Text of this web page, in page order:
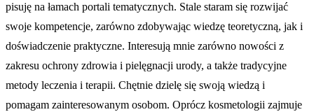
pisuję na łamach portali tematycznych. Stale staram się rozwijać
swoje kompetencje, zarówno zdobywając wiedzę teoretyczną, jak i
doświadczenie praktyczne. Interesują mnie zarówno nowości z
zakresu ochrony zdrowia i pielęgnacji urody, a także tradycyjne
metody leczenia i terapii. Chętnie dzielę się swoją wiedzą i
pomagam zainteresowanym osobom. Oprócz kosmetologii zajmuje